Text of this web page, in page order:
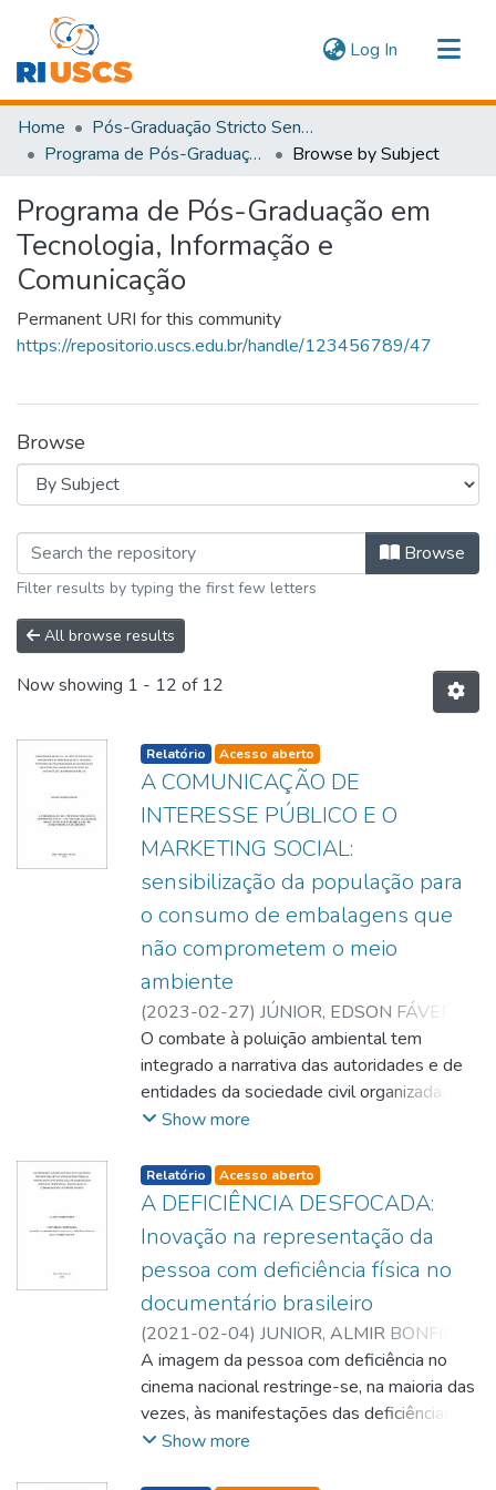
Log In (current)
Communities & Collections
Navigate
Home
Pós-Graduação Stricto Sensu
Programa de Pós-Graduação em Tecnologia, Informação e Comunicação
Browse by Subject
Programa de Pós-Graduação em
Tecnologia, Informação e
Comunicação
Permanent URI for this community
https://repositorio.uscs.edu.br/handle/123456789/47
Browse
Browsing Programa de Pós- Browse
Filter results by typing the first few letters
All browse results
Now showing 1 - 12 of 12
listelement.badge.dso-type
Relatório Acesso aberto
A COMUNICAÇÃO DE
INTERESSE PÚBLICO E O
MARKETING SOCIAL:
sensibilização da população para
o consumo de embalagens que
não comprometem o meio
ambiente
(2023-02-27) JÚNIOR, EDSON FÁVERO
Minciotti, Silvio Augusto
O combate à poluição ambiental tem
integrado a narrativa das autoridades e de
entidades da sociedade civil organizada.
Entretanto, grande parcela da população
comportamento diário ações que
correspondam a esse propósito. Como
parte desse contexto, notamos que as
embalagens contribuem fortemente para a
geração de resíduos sólidos, os quais, pela
dificuldade de coleta e inadequação de sua
destinação final, agravam a deterioração
ambiental. Assim sendo, o objetivo geral
desse trabalho foi desenvolver um Roteiro
de um Plano de Marketing Social que
possibilite sensibilizar a sociedade acerca da
Show more
listelement.badge.dso-type
Relatório Acesso aberto
A DEFICIÊNCIA DESFOCADA:
Inovação na representação da
pessoa com deficiência física no
documentário brasileiro
(2021-02-04) JUNIOR, ALMIR BONFIM
Cardoso, João Batista Freitas
A imagem da pessoa com deficiência no
cinema nacional restringe-se, na maioria das
vezes, às manifestações das deficiências
aplicadas aos personagens, bem como nos
Show more